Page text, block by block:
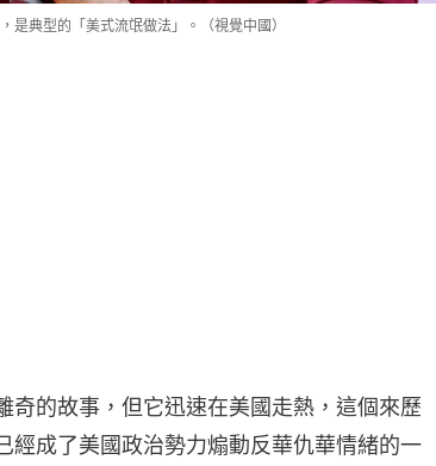
是典型的「美式流氓做法」。（視覺中國）
控制能力有限，該飛艇嚴重偏離預定航
抗力誤入美國表示遺憾，中方將繼續同美方